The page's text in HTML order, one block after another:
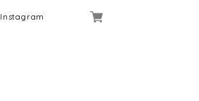
Instagram